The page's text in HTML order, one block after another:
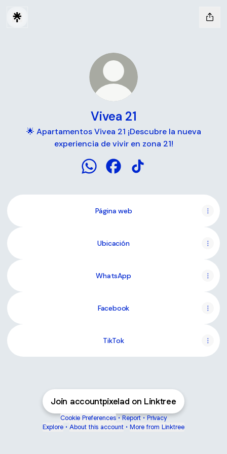
Vivea 21
🌟 Apartamentos Vivea 21 ¡Descubre la nueva
experiencia de vivir en zona 21!
Página web
Ubicación
WhatsApp
Facebook
TikTok
Join accountpixelad on Linktree
Cookie Preferences • Report • Privacy
Explore • About this account • More from Linktree